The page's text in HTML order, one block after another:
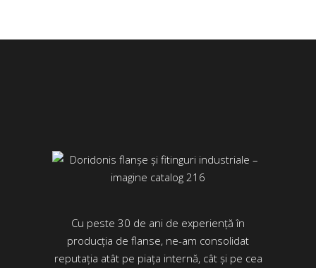
Cu peste 30 de ani de experiență în
producția de flanse, ne-am consolidat
reputația atât pe piața internă, cât și pe cea